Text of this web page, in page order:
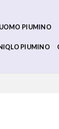
PIUMINO
PIUMINO